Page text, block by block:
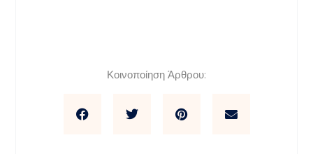
Κοινοποίηση Άρθρου: